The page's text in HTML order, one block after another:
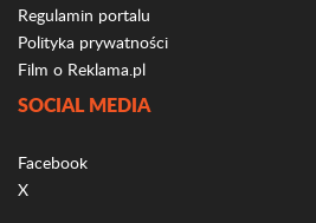
Regulamin portalu
Polityka prywatności
Film o Reklama.pl
SOCIAL MEDIA
Facebook
X